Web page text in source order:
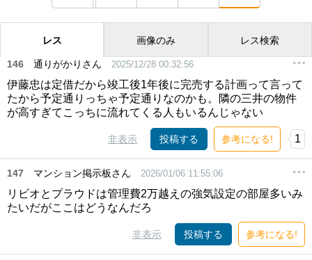
レス 画像のみ レス検索
146 通りがかりさん 2025/12/28 00:32:56
伊藤忠は定借だから竣工後1年後に完売する計画って言って
たから予定通りっちゃ予定通りなのかも。隣の三井の物件
が高すぎてこっちに流れてくる人もいるんじゃない
非表示 投稿する 参考になる! 1
147 マンション掲示板さん 2026/01/06 11:55:06
リビオとプラウドは管理費2万越えの強気設定の部屋多いみ
たいだがここはどうなんだろ
非表示 投稿する 参考になる!